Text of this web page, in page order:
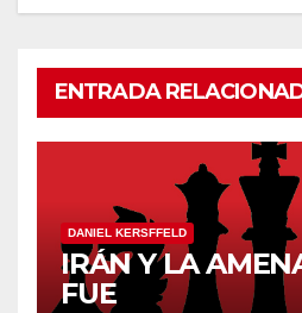
ENTRADA
DANIEL KERSFFELD
IRÁN Y LA
FUE